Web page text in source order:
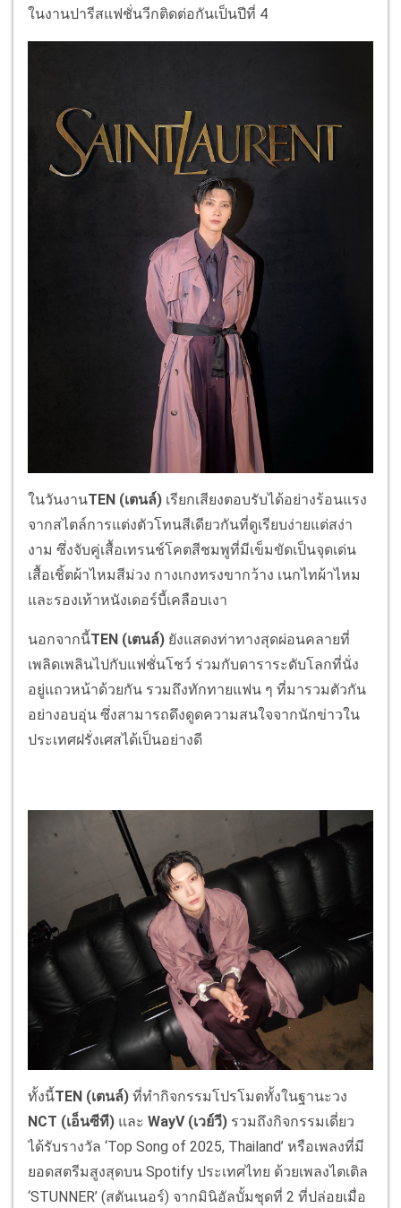
ในงานปารีสแฟชั่นวีกติดต่อกันเป็นปีที่ 4
ในวันงานTEN (เตนล์) เรียกเสียงตอบรับได้อย่างร้อนแรง
จากสไตล์การแต่งตัวโทนสีเดียวกันที่ดูเรียบง่ายแต่สง่า
งาม ซึ่งจับคู่เสื้อเทรนช์โคตสีชมพูที่มีเข็มขัดเป็นจุดเด่น
เสื้อเชิ้ตผ้าไหมสีม่วง กางเกงทรงขากว้าง เนกไทผ้าไหม
และรองเท้าหนังเดอร์บี้เคลือบเงา
นอกจากนี้TEN (เตนล์) ยังแสดงท่าทางสุดผ่อนคลายที่
เพลิดเพลินไปกับแฟชั่นโชว์ ร่วมกับดาราระดับโลกที่นั่ง
อยู่แถวหน้าด้วยกัน รวมถึงทักทายแฟน ๆ ที่มารวมตัวกัน
อย่างอบอุ่น ซึ่งสามารถดึงดูดความสนใจจากนักข่าวใน
ประเทศฝรั่งเศสได้เป็นอย่างดี
ทั้งนี้TEN (เตนล์) ที่ทำกิจกรรมโปรโมตทั้งในฐานะวง
NCT (เอ็นซีที) และ WayV (เวย์วี) รวมถึงกิจกรรมเดี่ยว
ได้รับรางวัล ‘Top Song of 2025, Thailand’ หรือเพลงที่มี
ยอดสตรีมสูงสุดบน Spotify ประเทศไทย ด้วยเพลงไตเติล
‘STUNNER’ (สตันเนอร์) จากมินิอัลบั้มชุดที่ 2 ที่ปล่อยเมื่อ